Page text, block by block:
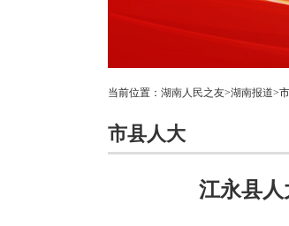
当前位置： 湖南人民之友>湖南报道>
市县人大
江永县